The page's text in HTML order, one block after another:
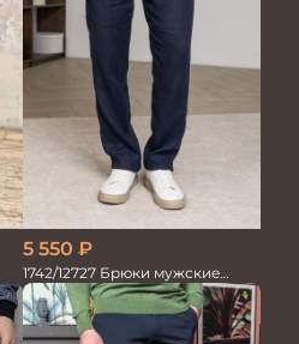
5 550 ₽
1742/12727 Брюки мужские
100%лён т.син